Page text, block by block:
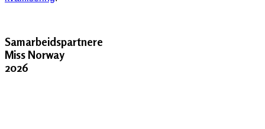
Samarbeidspartnere
Miss Norway
2026